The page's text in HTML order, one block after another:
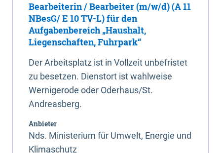
Bearbeiterin / Bearbeiter (m/w/d) (A 11
NBesG/ E 10 TV-L) für den
Aufgabenbereich „Haushalt,
Liegenschaften, Fuhrpark“
Der Arbeitsplatz ist in Vollzeit unbefristet
zu besetzen. Dienstort ist wahlweise
Wernigerode oder Oderhaus/St.
Andreasberg.
Anbieter
Nds. Ministerium für Umwelt, Energie und
Klimaschutz